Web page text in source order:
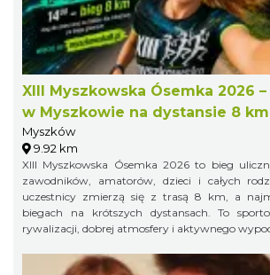
XIII Myszkowska Ósemka 2026
w Myszkowie na dystansie 8 km
Myszków
9.92 km
XIII Myszkowska Ósemka 2026 to bieg
zawodników, amatorów, dzieci i całych
uczestnicy zmierzą się z trasą 8 km, a
biegach na krótszych dystansach. To
rywalizacji, dobrej atmosfery i aktywnego